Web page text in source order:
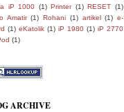
iP 1000 (1) Printer (1) RESET (1)
Amatir (1) Rohani (1) artikel (1) e-
(1) eKatolik (1) iP 1980 (1) iP 2770
(1)
ARCHIVE